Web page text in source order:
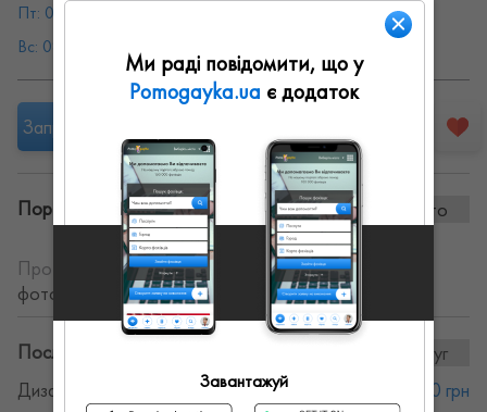
Пт: 08:00 - 19:00
Вс: 08:00 - 19:00
Запропонувати роботу
Портфоліо винаних робіт: 0 фото
Про себе:
Надання послуг фотографа. Виготовлення
фотокниг.
Послуги та ціни:
15послуг
Дизайн поліграфії
от 4000 грн
Ми раді повідомити, що у
Pomogayka.ua є додаток
Завантажуй